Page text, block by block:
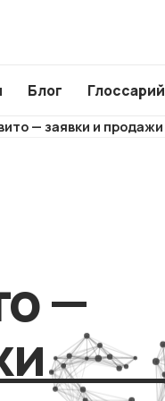
маркетплейсов
NEW
Корпоративные
сайты
Лендинги и
Блог Глоссарий
— заявки и продажи
—